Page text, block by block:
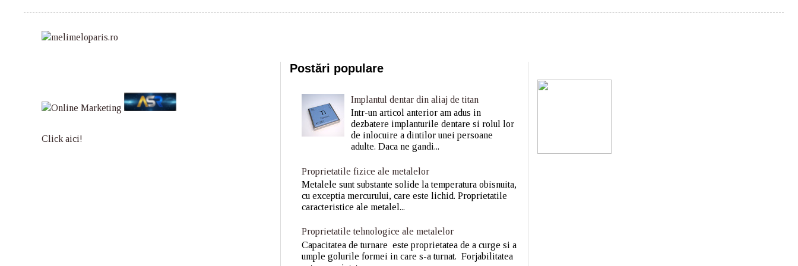
Click aici!
Postări populare
Implantul dentar din aliaj de titan
Intr-un articol anterior am adus in
dezbatere implanturile dentare si rolul lor
de inlocuire a dintilor unei persoane
adulte. Daca ne gandi...
Proprietatile fizice ale metalelor
Metalele sunt substante solide la temperatura obisnuita,
cu exceptia mercurului, care este lichid. Proprietatile
caracteristice ale metalel...
Proprietatile tehnologice ale metalelor
Capacitatea de turnare este proprietatea de a curge si a
umple golurile formei in care s-a turnat. Forjabilitatea